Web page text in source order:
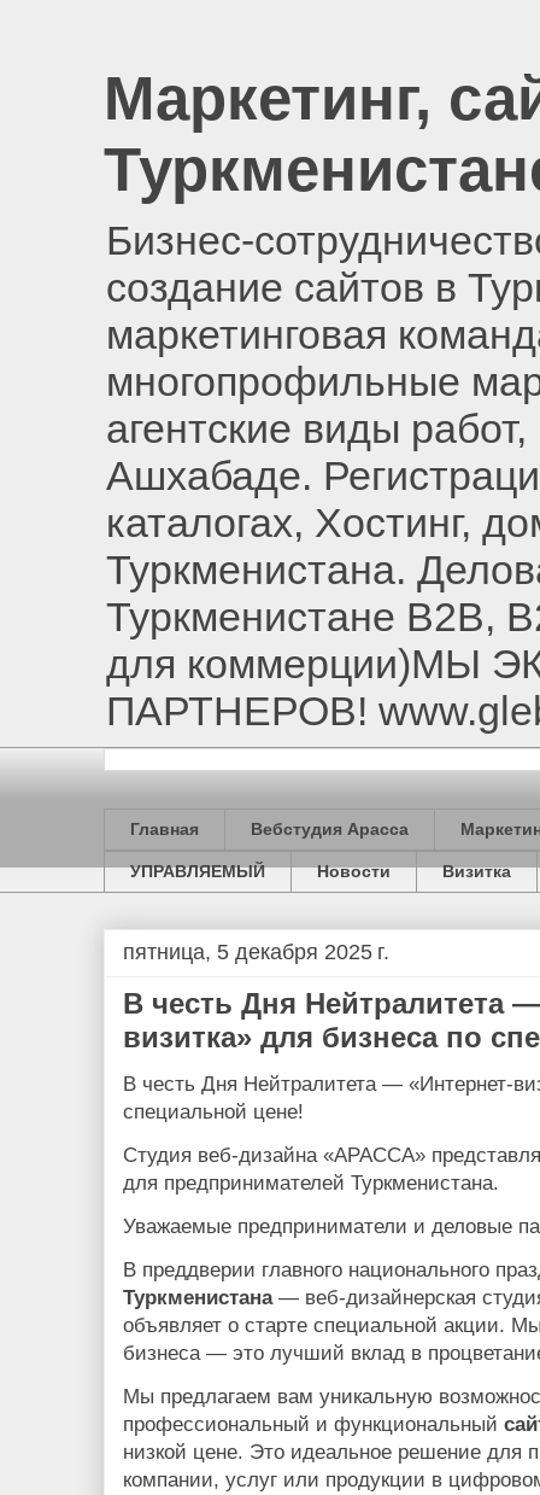
Маркетинг,
Бизнес-
создание сайтов в
маркетинговая
многопрофильные
агентские виды
Ашхабаде.
каталогах, Хостинг,
Туркменистана.
Туркменистане B2B,
для коммерции)МЫ
ПАРТНЕРОВ!
Главная Вебстудия Арасса
УПРАВЛЯЕМЫЙ Новости Визитка
пятница, 5 декабря 2025 г.
В честь Дня Нейтралитета
визитка» для бизнеса по
В честь Дня Нейтралитета — «Интернет-
специальной цене!
Студия веб-дизайна «АРАССА»
для предпринимателей Туркменистана.
Уважаемые предприниматели и деловые
В преддверии главного национального
Туркменистана— веб-дизайнерская
объявляет о старте специальной акции.
бизнеса — это лучший вклад в
Мы предлагаем вам уникальную
профессиональный и функциональный
низкой цене. Это идеальное решение для
компании, услуг или продукции в